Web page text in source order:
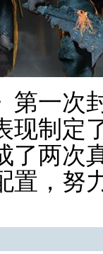
第一次
现制定
了两次
置，努